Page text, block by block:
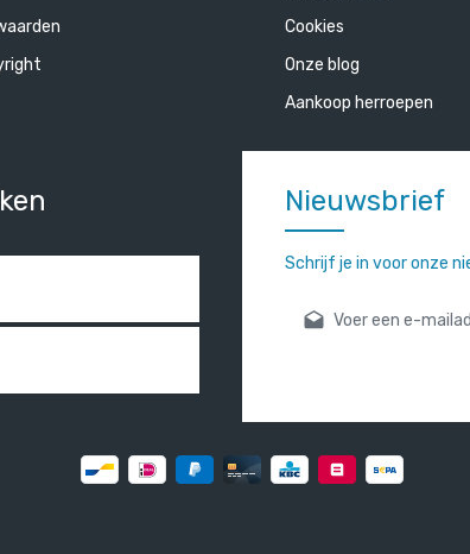
Nieuwsbrief
Schrijf je in voor onze
E-mailadres*
Cookies
Onze blog
Aankoop herroepen